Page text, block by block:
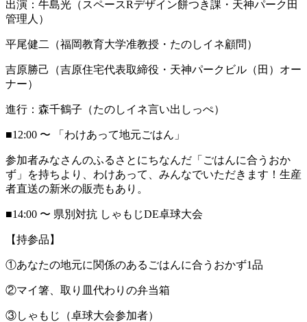
出演：牛島光（スペースRデザイン餅つき課・天神パーク田
管理人）
平尾健二（福岡教育大学准教授・たのしイネ顧問）
吉原勝己（吉原住宅代表取締役・天神パークビル（田）オー
ナー）
進行：森千鶴子（たのしイネ言い出しっぺ）
■12:00 〜 「わけあって地元ごはん」
参加者みなさんのふるさとにちなんだ「ごはんに合うおか
ず」を持ちより、わけあって、みんなでいただきます！生産
者直送の新米の販売もあり。
■14:00 〜 県別対抗 しゃもじDE卓球大会
【持参品】
①あなたの地元に関係のあるごはんに合うおかず1品
②マイ箸、取り皿代わりの弁当箱
③しゃもじ（卓球大会参加者）